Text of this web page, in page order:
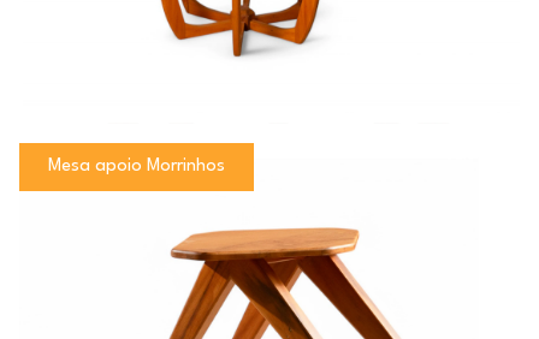
Mesa apoio Morrinhos